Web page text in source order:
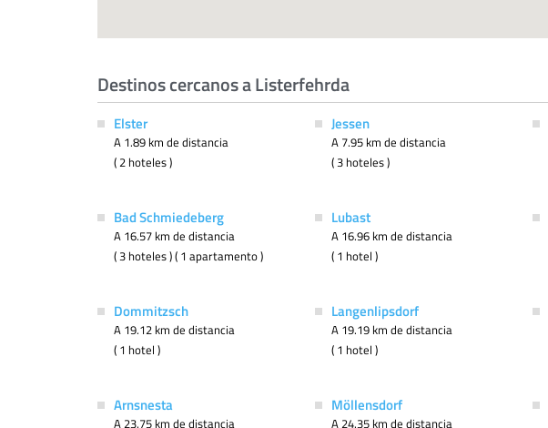
Destinos cercanos a Listerfehrda
Elster
A 1.89 km de distancia
( 2 hoteles )
Jessen
A 7.95 km de distancia
( 3 hoteles )
Bad Schmiedeberg
A 16.57 km de distancia
( 3 hoteles ) ( 1 apartamento )
Lubast
A 16.96 km de distancia
( 1 hotel )
Dommitzsch
A 19.12 km de distancia
( 1 hotel )
Langenlipsdorf
A 19.19 km de distancia
( 1 hotel )
Arnsnesta
A 23.75 km de distancia
Möllensdorf
A 24.35 km de distancia